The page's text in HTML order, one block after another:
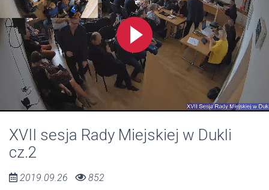
XVII sesja Rady Miejskiej w Dukli
cz.2
2019.09.26 852